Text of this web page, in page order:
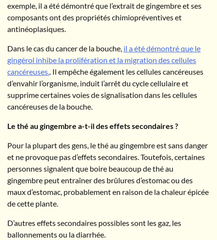
exemple, il a été démontré que l’extrait de gingembre et ses
composants ont des propriétés chimiopréventives et
antinéoplasiques.
Dans le cas du cancer de la bouche, il a été démontré que le
gingérol inhibe la prolifération et la migration des cellules
cancéreuses. . Il empêche également les cellules cancéreuses
d’envahir l’organisme, induit l’arrêt du cycle cellulaire et
supprime certaines voies de signalisation dans les cellules
cancéreuses de la bouche.
Le thé au gingembre a-t-il des effets secondaires ?
Pour la plupart des gens, le thé au gingembre est sans danger
et ne provoque pas d’effets secondaires. Toutefois, certaines
personnes signalent que boire beaucoup de thé au
gingembre peut entraîner des brûlures d’estomac ou des
maux d’estomac, probablement en raison de la chaleur épicée
de cette plante.
D’autres effets secondaires possibles sont les gaz, les
ballonnements ou la diarrhée.